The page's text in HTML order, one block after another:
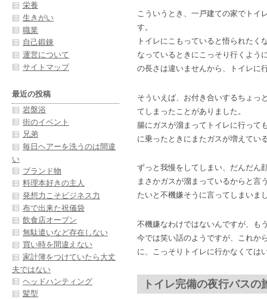
こういうとき、一戸建ての家でトイ
す。
トイレにこもっていると悟られたく
なっているときにこっそり行くよう
の長さは違いませんから、トイレに
そういえば、お付き合いするちょっ
てしまったことがありました。
腸にガスが溜まってトイレに行って
に乗ったときにまたガスが増えてい
ずっと我慢をしてしまい、だんだん
まさかガスが溜まっているからと言
たいと不機嫌そうに言ってしまいま
不機嫌なわけではないんですが、も
今では笑い話のようですが、これか
に、こっそりトイレに行かなくては
トイレ完備の夜行バスの
栄養
生きがい
職業
自己鍛錬
運営について
サイトマップ
最近の投稿
岩盤浴
街のイベント
兄弟
毎日ヘアーを洗うのは間違
い
ブランド物
料理本好きの主人
発想力こそビジネス力
布で出来た祝儀袋
飲食店オープン
無駄遣いなど存在しない
買い時を間違えない
家計簿をつけていたら大丈
夫ではない
ヘッドハンティング
髪型